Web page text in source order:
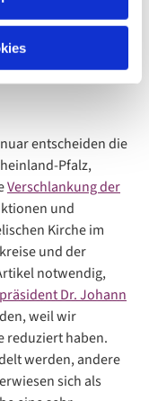
der
das größte.
entscheiden die
Pfalz,
Verschlankung der
und
Kirche im
und der
notwendig,
Dr. Johann
weil wir
reduziert haben.
werden, andere
sich als